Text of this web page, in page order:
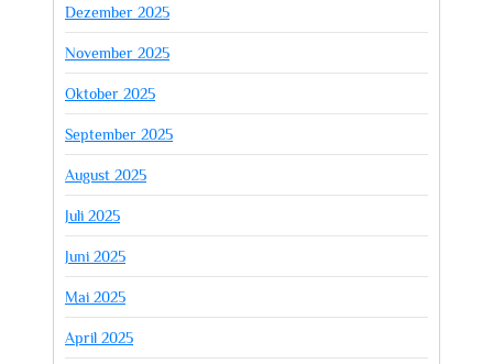
Dezember 2025
November 2025
Oktober 2025
September 2025
August 2025
Juli 2025
Juni 2025
Mai 2025
April 2025